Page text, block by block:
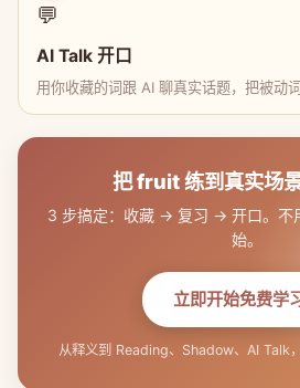
💬
AI Talk 开口
用你收藏的词跟 AI 聊真实话题，把被动
把 fruit 练到真实场
3 步搞定：收藏 → 复习 → 开口。不
始。
立即开始免费学
从释义到 Reading、Shadow、AI Talk